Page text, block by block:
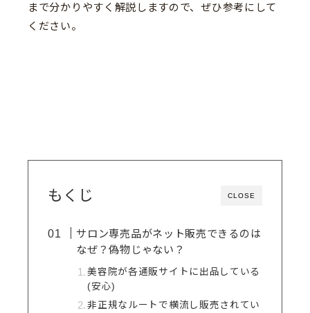
まで分かりやすく解説しますので、ぜひ参考にして
ください。
CLOSE
もくじ
サロン専売品がネット販売できるのは
なぜ？偽物じゃない？
美容院が各通販サイトに出品している
(安心)
非正規なルートで横流し販売されてい